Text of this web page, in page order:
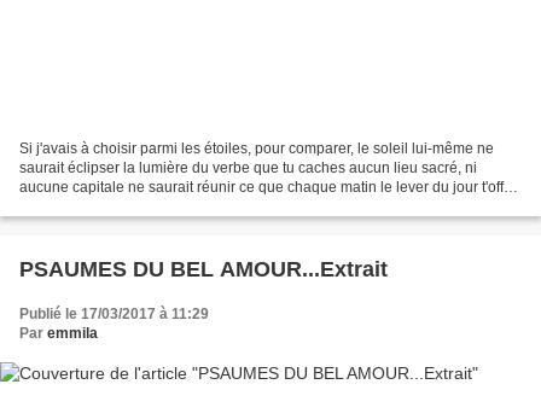
Si j'avais à choisir parmi les étoiles, pour comparer, le soleil lui-même ne
saurait éclipser la lumière du verbe que tu caches aucun lieu sacré, ni
aucune capitale ne saurait réunir ce que chaque matin le lever du jour t'offre
PSAUMES DU BEL AMOUR...Extrait
Publié le 17/03/2017 à 11:29
Par emmila